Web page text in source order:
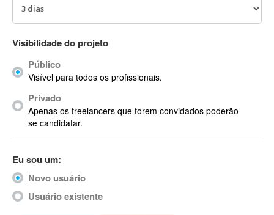
ACID Pro
ACPI
Acrobat
Acrobat X
Acronis
ACT
Actimize
ActionScript
ActionScript 3
Visibilidade do projeto
Público
Visível para todos os profissionais.
Privado
Apenas os freelancers que forem convidados poderão
se candidatar.
Eu sou um:
Novo usuário
Usuário existente